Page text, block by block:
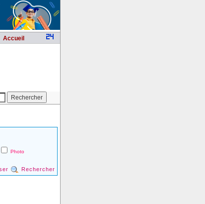
Accueil
Photo
Rechercher